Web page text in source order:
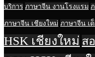
บริการ ภาษาจีน งานโรงแรม
ภาษาจีน เชียงใหม่ ภาษาจีน เ
HSK เชียงใหม่ ส